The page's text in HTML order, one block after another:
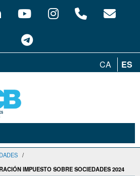
CA ES
/
IMPUESTO SOBRE SOCIEDADES 2024